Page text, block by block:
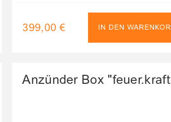
399,00 € IN DEN
Anzünder Box